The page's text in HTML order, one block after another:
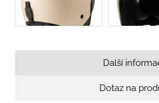
Další
Dotaz na